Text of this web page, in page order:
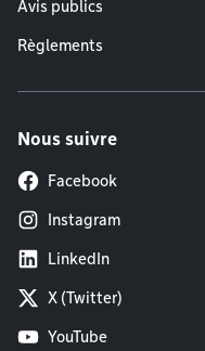
Avis publics
Règlements
Nous suivre
Facebook
Instagram
LinkedIn
X (Twitter)
YouTube